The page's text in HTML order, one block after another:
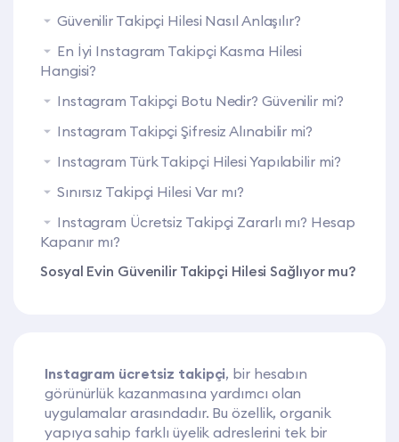
Güvenilir Takipçi Hilesi Nasıl Anlaşılır?
En İyi Instagram Takipçi Kasma Hilesi
Hangisi?
Instagram Takipçi Botu Nedir? Güvenilir mi?
Instagram Takipçi Şifresiz Alınabilir mi?
Instagram Türk Takipçi Hilesi Yapılabilir mi?
Sınırsız Takipçi Hilesi Var mı?
Instagram Ücretsiz Takipçi Zararlı mı? Hesap
Kapanır mı?
Sosyal Evin Güvenilir Takipçi Hilesi Sağlıyor mu?
Instagram ücretsiz takipçi, bir hesabın
görünürlük kazanmasına yardımcı olan
uygulamalar arasındadır. Bu özellik, organik
yapıya sahip farklı üyelik adreslerini tek bir